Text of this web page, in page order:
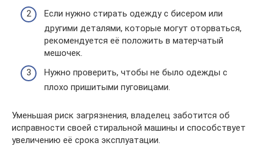
Если нужно стирать одежду с бисером или
другими деталями, которые могут оторваться,
рекомендуется её положить в матерчатый
мешочек.
Нужно проверить, чтобы не было одежды с
плохо пришитыми пуговицами.
Уменьшая риск загрязнения, владелец заботится об
исправности своей стиральной машины и способствует
увеличению её срока эксплуатации.